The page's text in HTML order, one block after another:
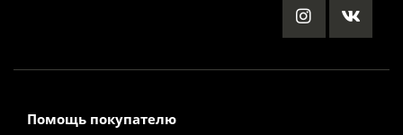
Помощь покупателю